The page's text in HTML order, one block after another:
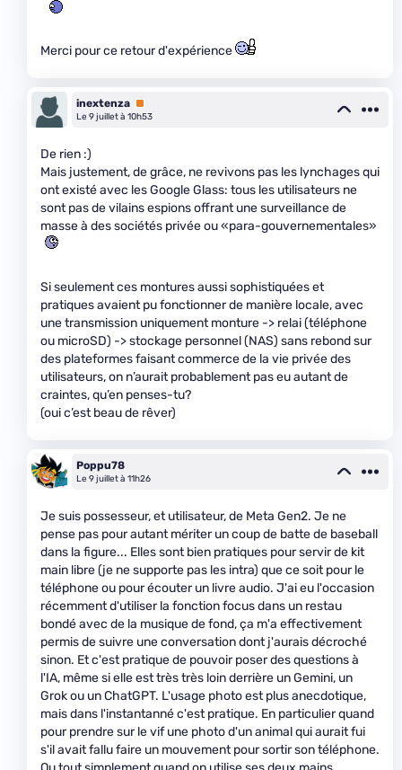
Merci pour ce retour d'expérience
inextenza Premium
Le 9 juillet à 10h53
De rien :)
Mais justement, de grâce, ne revivons pas les lynchages qui
ont existé avec les Google Glass: tous les utilisateurs ne
sont pas de vilains espions offrant une surveillance de
masse à des sociétés privée ou «para-gouvernementales»
Si seulement ces montures aussi sophistiquées et
pratiques avaient pu fonctionner de manière locale, avec
une transmission uniquement monture -> relai (téléphone
ou microSD) -> stockage personnel (NAS) sans rebond sur
des plateformes faisant commerce de la vie privée des
utilisateurs, on n’aurait probablement pas eu autant de
craintes, qu’en penses-tu?
(oui c’est beau de rêver)
Poppu78
Le 9 juillet à 11h26
Je suis possesseur, et utilisateur, de Meta Gen2. Je ne
pense pas pour autant mériter un coup de batte de baseball
dans la figure... Elles sont bien pratiques pour servir de kit
main libre (je ne supporte pas les intra) que ce soit pour le
téléphone ou pour écouter un livre audio. J'ai eu l'occasion
récemment d'utiliser la fonction focus dans un restau
bondé avec de la musique de fond, ça m'a effectivement
permis de suivre une conversation dont j'aurais décroché
sinon. Et c'est pratique de pouvoir poser des questions à
l'IA, même si elle est très très loin derrière un Gemini, un
Grok ou un ChatGPT. L'usage photo est plus anecdotique,
mais dans l'instantanné c'est pratique. En particulier quand
pour prendre sur le vif une photo d'un animal qui aurait fui
s'il avait fallu faire un mouvement pour sortir son téléphone.